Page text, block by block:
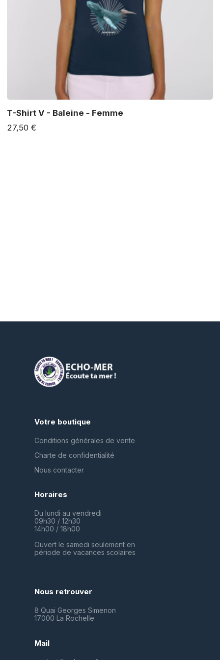
T-Shirt V - Baleine - Femme
27,50 €
Votre boutique
Conditions générales de vente
Charte de confidentialité
Nous contacter
Horaires
Du lundi au vendredi
09h30 / 12h30
14h00 / 18h00
Ouvert le samedi seulement en
période de vacances scolaires
Nous retrouver
8 Quai Georges Simenon
17000 La Rochelle
Mail